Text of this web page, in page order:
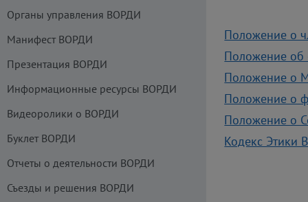
Положение о
Положение об
Положение о
Положение о
Положение о
Кодекс Этики
Органы управления ВОРДИ
Манифест ВОРДИ
Презентация ВОРДИ
Информационные ресурсы ВОРДИ
Видеоролики о ВОРДИ
Буклет ВОРДИ
Отчеты о деятельности ВОРДИ
Съезды и решения ВОРДИ